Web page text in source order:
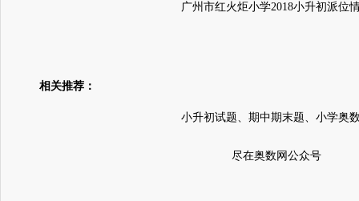
广州市红火炬小学2018小升初派位
相关推荐：
小升初试题、期中期末题、小学奥
尽在奥数网公众号